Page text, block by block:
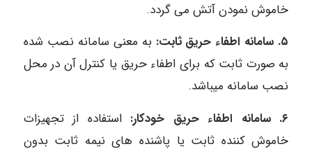
خاموش نمودن آتش می گردد.
۵. سامانه اطفاء حریق ثابت:
به معنی سامانه نصب شده
به صورت ثابت که برای اطفاء حریق یا کنترل آن در محل
نصب سامانه میباشد.
۶. سامانه اطفاء حریق خودکار:
استفاده از تجهیزات
خاموش کننده ثابت یا پاشنده های نیمه ثابت بدون